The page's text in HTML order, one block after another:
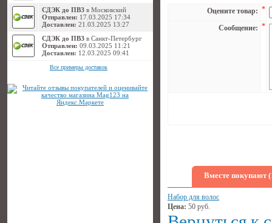
СДЭК до ПВЗ в Московский
Отправлен: 17.03.2025 17:34
Доставлен: 21.03.2025 13:27
СДЭК до ПВЗ в Санкт-Петербург
Отправлен: 09.03.2025 11:21
Доставлен: 12.03.2025 09:41
Все примеры доставок
Оцените товар: *
Сообщение: *
Вместе покупают
Набор для волос
Цена: 50 руб.